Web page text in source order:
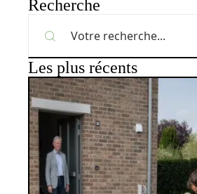
Recherche
Les plus récents